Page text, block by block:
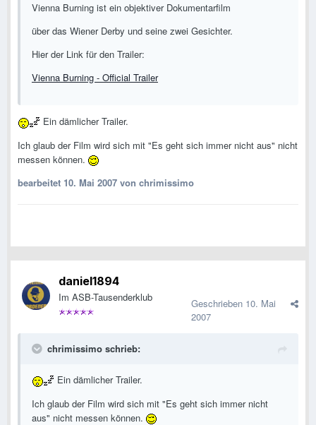
Vienna Burning ist ein objektiver Dokumentarfilm
über das Wiener Derby und seine zwei Gesichter.
Hier der Link für den Trailer:
Vienna Burning - Official Trailer
Ein dämlicher Trailer.
Ich glaub der Film wird sich mit "Es geht sich immer nicht aus" nicht
messen können.
bearbeitet 10. Mai 2007 von chrimissimo
daniel1894
Im ASB-Tausenderklub Geschrieben 10. Mai
2007
chrimissimo schrieb:
Ein dämlicher Trailer.
Ich glaub der Film wird sich mit "Es geht sich immer nicht
aus" nicht messen können.